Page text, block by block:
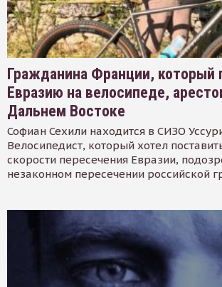
Гражданина Франции, который
Евразию на велосипеде,
Дальнем Востоке
Софиан Сехили находится в СИЗО
Велосипедист, который хотел
скорости пересечения Евразии,
незаконном пересечении российской